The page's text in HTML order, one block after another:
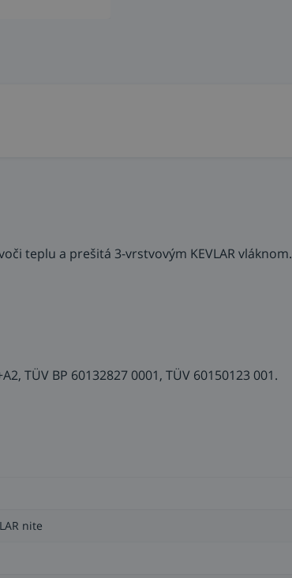
teplu a prešitá 3-vrstvovým KEVLAR vláknom.
TÜV BP 60132827 0001, TÜV 60150123 001.
nite